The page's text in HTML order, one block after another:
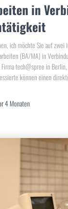
in
ich möchte Sie auf zwei
(BA/MA) in
tech@spree in
können einen
4 Monaten